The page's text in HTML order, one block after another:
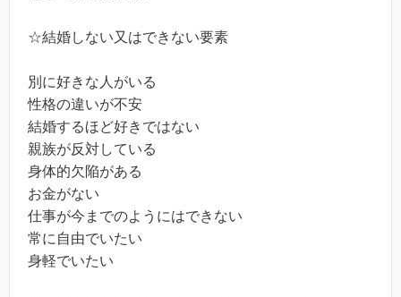
☆結婚しない又はできない要素
別に好きな人がいる
性格の違いが不安
結婚するほど好きではない
親族が反対している
身体的欠陥がある
お金がない
仕事が今までのようにはできない
常に自由でいたい
身軽でいたい